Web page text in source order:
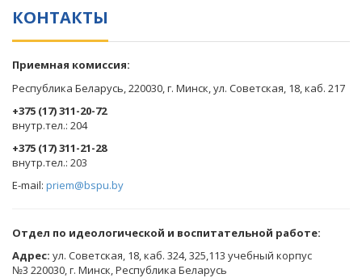
КОНТАКТЫ
Приемная комиссия:
Республика Беларусь, 220030, г. Минск, ул. Советская, 18, каб. 217
+375 (17) 311-20-72
​внутр.тел.: 204
+375 (17) 311-21-28
​внутр.тел.: 203
E-mail: priem@bspu.by
Отдел по идеологической и воспитательной работе:
Адрес: ул. Советская, 18, каб. 324, 325,113 учебный корпус
№3 220030, г. Минск, Республика Беларусь